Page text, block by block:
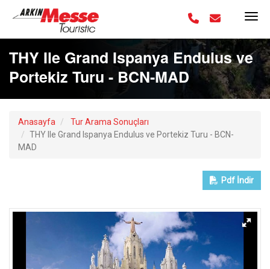
THY Ile Grand Ispanya Endulus ve
Portekiz Turu - BCN-MAD
Anasayfa
Tur Arama Sonuçları
THY Ile Grand Ispanya Endulus ve Portekiz Turu - BCN-
MAD
Pdf İndir